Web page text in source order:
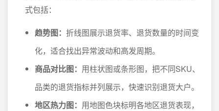
式包括：
趋势图： 折线图展示退货率、退货数量的时间变
化，适合找出异常波动和高发周期。
商品对比图： 用柱状图或条形图，把不同SKU、
品类的退货指标并列展示，快速识别退货大户。
地区热力图： 用地图色块标明各地区退货表现，